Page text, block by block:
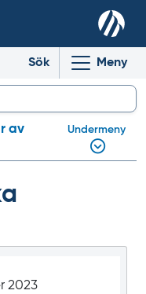
Sök Meny
2023
av
Undermeny